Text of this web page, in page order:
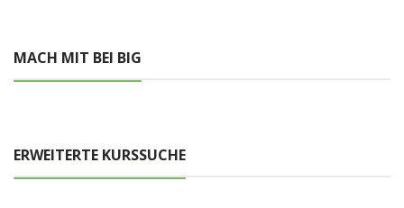
MACH MIT BEI BIG
ERWEITERTE KURSSUCHE